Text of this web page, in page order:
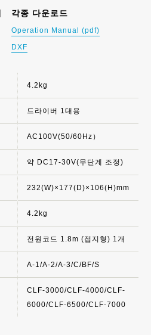
각종 다운로드
Operation Manual (pdf)
DXF
4.2kg
드라이버 1대용
AC100V(50/60Hz）
약 DC17-30V(무단계 조정)
232(W)×177(D)×106(H)mm
4.2kg
전원코드 1.8m (접지형) 1개
A-1/A-2/A-3/C/BF/S
CLF-3000/CLF-4000/CLF-
6000/CLF-6500/CLF-7000